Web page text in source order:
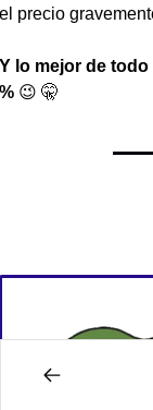
precio
lo mejor de
😉 🤫